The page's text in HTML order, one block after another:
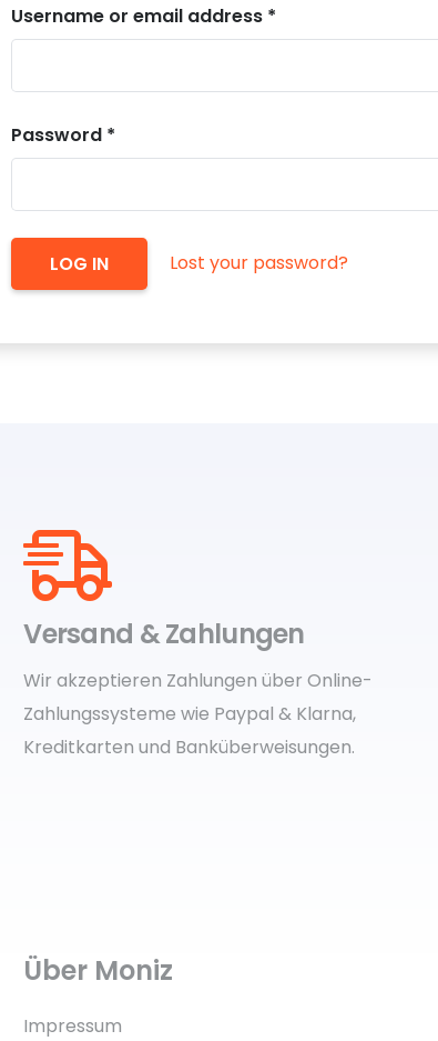
Username or email address *
Password *
LOG IN Lost your password?
Versand & Zahlungen
Wir akzeptieren Zahlungen über Online-
Zahlungssysteme wie Paypal & Klarna,
Kreditkarten und Banküberweisungen.
Über Moniz
Impressum